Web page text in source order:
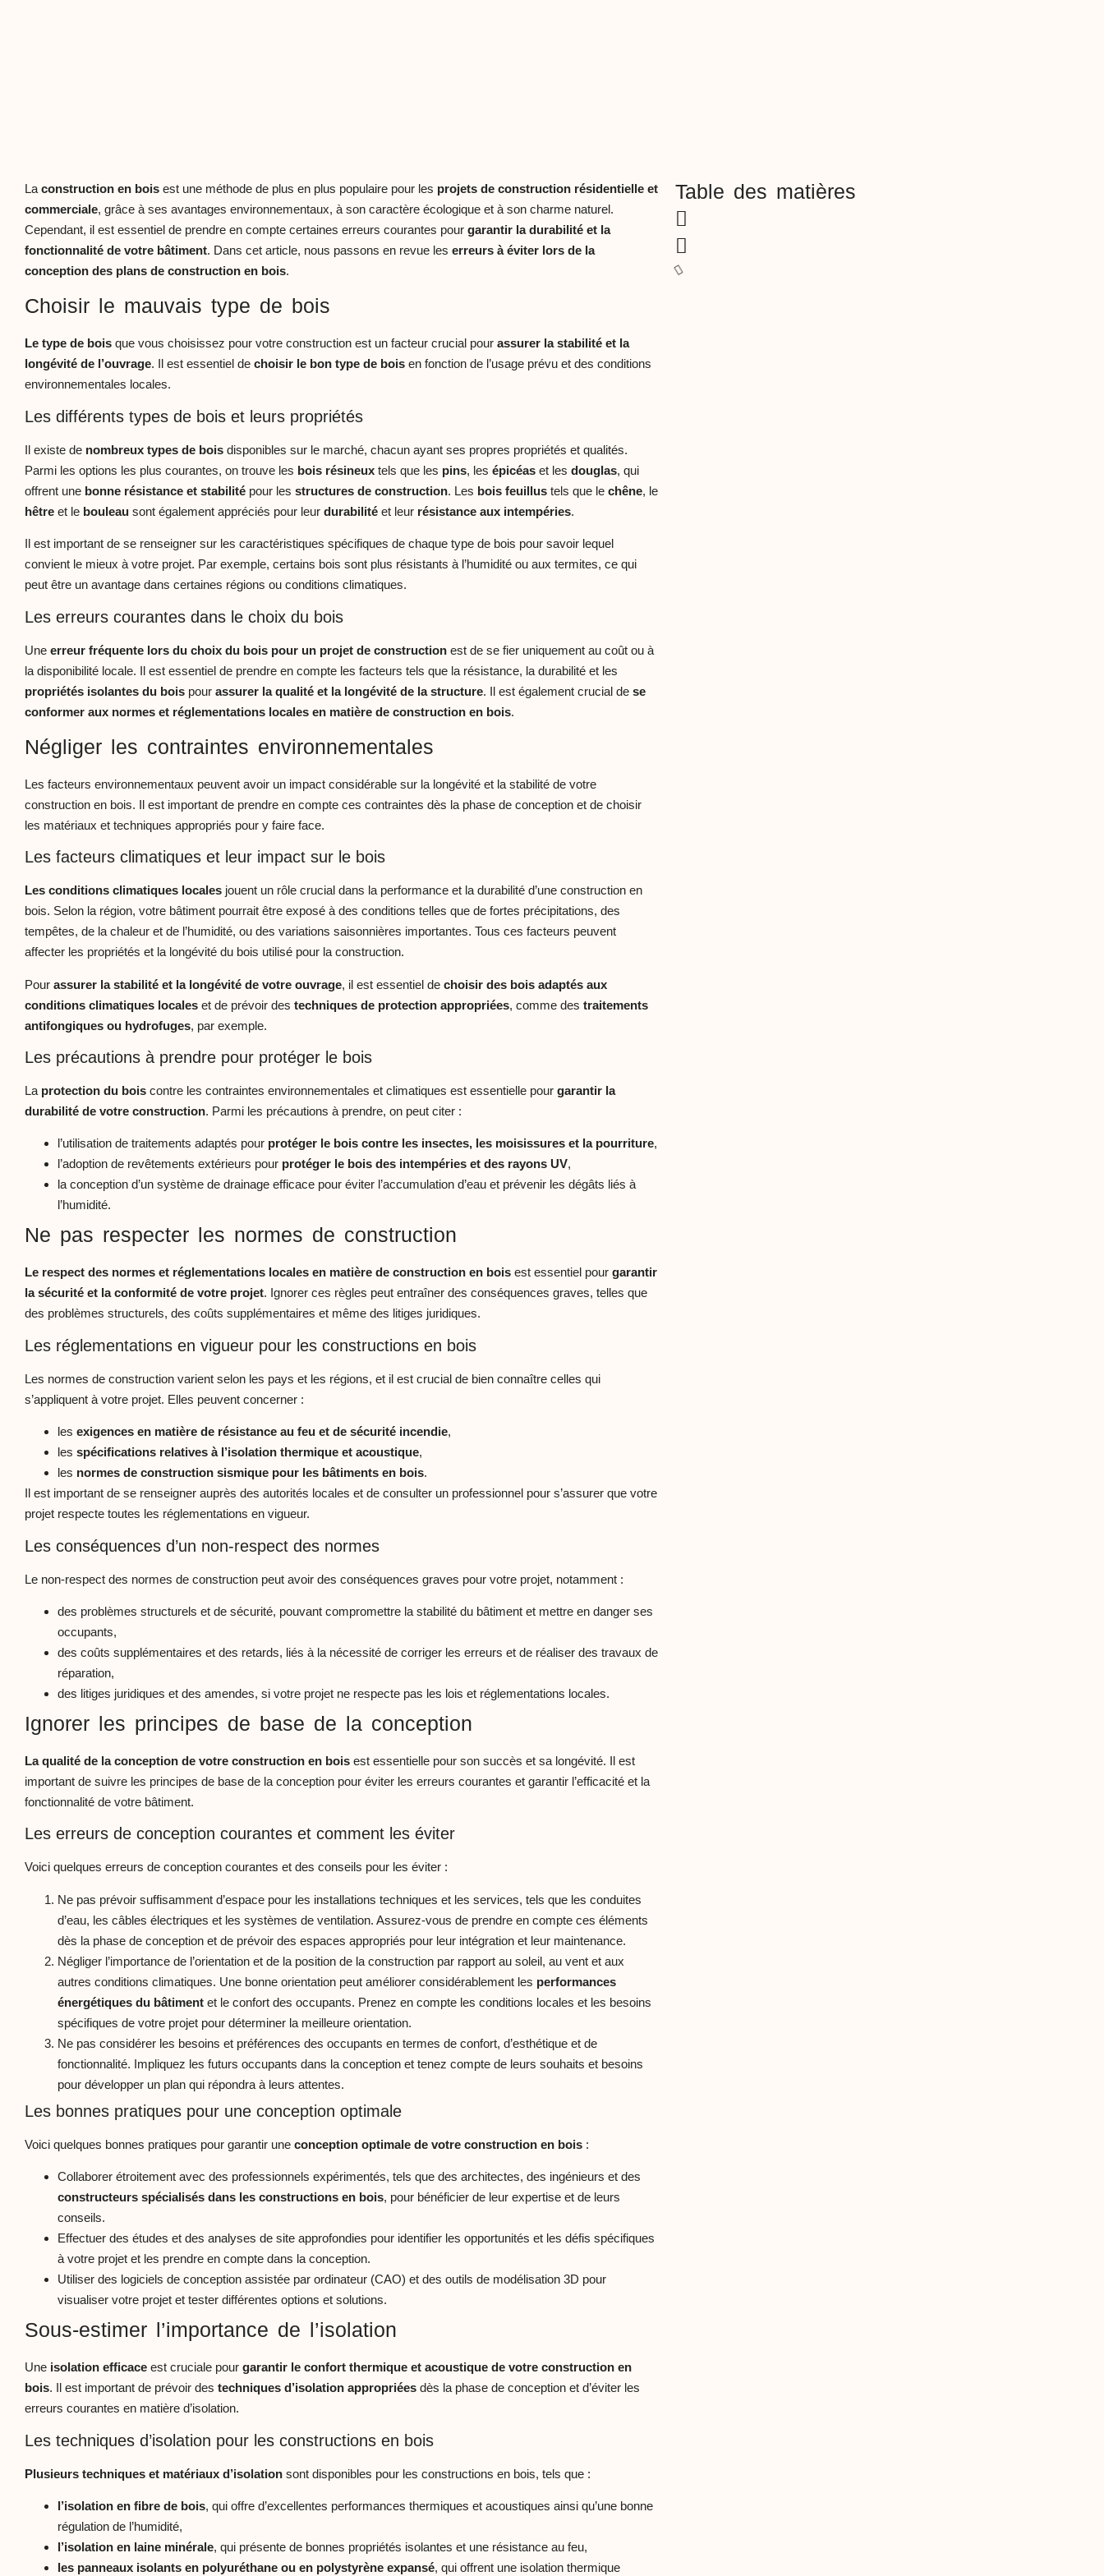
La construction en bois est une méthode de plus en plus populaire pour les projets de construction résidentielle et
commerciale, grâce à ses avantages environnementaux, à son caractère écologique et à son charme naturel.
Cependant, il est essentiel de prendre en compte certaines erreurs courantes pour garantir la durabilité et la
fonctionnalité de votre bâtiment. Dans cet article, nous passons en revue les erreurs à éviter lors de la
conception des plans de construction en bois.
Choisir le mauvais type de bois
Le type de bois que vous choisissez pour votre construction est un facteur crucial pour assurer la stabilité et la
longévité de l’ouvrage. Il est essentiel de choisir le bon type de bois en fonction de l’usage prévu et des conditions
environnementales locales.
Les différents types de bois et leurs propriétés
Il existe de nombreux types de bois disponibles sur le marché, chacun ayant ses propres propriétés et qualités.
Parmi les options les plus courantes, on trouve les bois résineux tels que les pins, les épicéas et les douglas, qui
offrent une bonne résistance et stabilité pour les structures de construction. Les bois feuillus tels que le chêne, le
hêtre et le bouleau sont également appréciés pour leur durabilité et leur résistance aux intempéries.
Il est important de se renseigner sur les caractéristiques spécifiques de chaque type de bois pour savoir lequel
convient le mieux à votre projet. Par exemple, certains bois sont plus résistants à l’humidité ou aux termites, ce qui
peut être un avantage dans certaines régions ou conditions climatiques.
Les erreurs courantes dans le choix du bois
Une erreur fréquente lors du choix du bois pour un projet de construction est de se fier uniquement au coût ou à
la disponibilité locale. Il est essentiel de prendre en compte les facteurs tels que la résistance, la durabilité et les
propriétés isolantes du bois pour assurer la qualité et la longévité de la structure. Il est également crucial de se
conformer aux normes et réglementations locales en matière de construction en bois.
Négliger les contraintes environnementales
Les facteurs environnementaux peuvent avoir un impact considérable sur la longévité et la stabilité de votre
construction en bois. Il est important de prendre en compte ces contraintes dès la phase de conception et de choisir
les matériaux et techniques appropriés pour y faire face.
Les facteurs climatiques et leur impact sur le bois
Les conditions climatiques locales jouent un rôle crucial dans la performance et la durabilité d’une construction en
bois. Selon la région, votre bâtiment pourrait être exposé à des conditions telles que de fortes précipitations, des
tempêtes, de la chaleur et de l’humidité, ou des variations saisonnières importantes. Tous ces facteurs peuvent
affecter les propriétés et la longévité du bois utilisé pour la construction.
Pour assurer la stabilité et la longévité de votre ouvrage, il est essentiel de choisir des bois adaptés aux
conditions climatiques locales et de prévoir des techniques de protection appropriées, comme des traitements
antifongiques ou hydrofuges, par exemple.
Les précautions à prendre pour protéger le bois
La protection du bois contre les contraintes environnementales et climatiques est essentielle pour garantir la
durabilité de votre construction. Parmi les précautions à prendre, on peut citer :
l’utilisation de traitements adaptés pour protéger le bois contre les insectes, les moisissures et la pourriture,
l’adoption de revêtements extérieurs pour protéger le bois des intempéries et des rayons UV,
la conception d’un système de drainage efficace pour éviter l’accumulation d’eau et prévenir les dégâts liés à
l’humidité.
Ne pas respecter les normes de construction
Le respect des normes et réglementations locales en matière de construction en bois est essentiel pour garantir
la sécurité et la conformité de votre projet. Ignorer ces règles peut entraîner des conséquences graves, telles que
des problèmes structurels, des coûts supplémentaires et même des litiges juridiques.
Les réglementations en vigueur pour les constructions en bois
Les normes de construction varient selon les pays et les régions, et il est crucial de bien connaître celles qui
s’appliquent à votre projet. Elles peuvent concerner :
les exigences en matière de résistance au feu et de sécurité incendie,
les spécifications relatives à l’isolation thermique et acoustique,
les normes de construction sismique pour les bâtiments en bois.
Il est important de se renseigner auprès des autorités locales et de consulter un professionnel pour s’assurer que votre
projet respecte toutes les réglementations en vigueur.
Les conséquences d’un non-respect des normes
Le non-respect des normes de construction peut avoir des conséquences graves pour votre projet, notamment :
des problèmes structurels et de sécurité, pouvant compromettre la stabilité du bâtiment et mettre en danger ses
occupants,
des coûts supplémentaires et des retards, liés à la nécessité de corriger les erreurs et de réaliser des travaux de
réparation,
des litiges juridiques et des amendes, si votre projet ne respecte pas les lois et réglementations locales.
Ignorer les principes de base de la conception
La qualité de la conception de votre construction en bois est essentielle pour son succès et sa longévité. Il est
important de suivre les principes de base de la conception pour éviter les erreurs courantes et garantir l’efficacité et la
fonctionnalité de votre bâtiment.
Les erreurs de conception courantes et comment les éviter
Voici quelques erreurs de conception courantes et des conseils pour les éviter :
Ne pas prévoir suffisamment d’espace pour les installations techniques et les services, tels que les conduites
d’eau, les câbles électriques et les systèmes de ventilation. Assurez-vous de prendre en compte ces éléments
dès la phase de conception et de prévoir des espaces appropriés pour leur intégration et leur maintenance.
Négliger l’importance de l’orientation et de la position de la construction par rapport au soleil, au vent et aux
autres conditions climatiques. Une bonne orientation peut améliorer considérablement les performances
énergétiques du bâtiment et le confort des occupants. Prenez en compte les conditions locales et les besoins
spécifiques de votre projet pour déterminer la meilleure orientation.
Ne pas considérer les besoins et préférences des occupants en termes de confort, d’esthétique et de
fonctionnalité. Impliquez les futurs occupants dans la conception et tenez compte de leurs souhaits et besoins
pour développer un plan qui répondra à leurs attentes.
Les bonnes pratiques pour une conception optimale
Voici quelques bonnes pratiques pour garantir une conception optimale de votre construction en bois :
Collaborer étroitement avec des professionnels expérimentés, tels que des architectes, des ingénieurs et des
constructeurs spécialisés dans les constructions en bois, pour bénéficier de leur expertise et de leurs
conseils.
Effectuer des études et des analyses de site approfondies pour identifier les opportunités et les défis spécifiques
à votre projet et les prendre en compte dans la conception.
Utiliser des logiciels de conception assistée par ordinateur (CAO) et des outils de modélisation 3D pour
visualiser votre projet et tester différentes options et solutions.
Sous-estimer l’importance de l’isolation
Une isolation efficace est cruciale pour garantir le confort thermique et acoustique de votre construction en
bois. Il est important de prévoir des techniques d’isolation appropriées dès la phase de conception et d’éviter les
erreurs courantes en matière d’isolation.
Les techniques d’isolation pour les constructions en bois
Plusieurs techniques et matériaux d’isolation sont disponibles pour les constructions en bois, tels que :
l’isolation en fibre de bois, qui offre d’excellentes performances thermiques et acoustiques ainsi qu’une bonne
régulation de l’humidité,
l’isolation en laine minérale, qui présente de bonnes propriétés isolantes et une résistance au feu,
les panneaux isolants en polyuréthane ou en polystyrène expansé, qui offrent une isolation thermique
Table des matières